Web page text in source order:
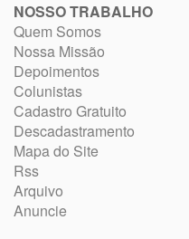
NOSSO TRABALHO
Quem Somos
Nossa Missão
Depoimentos
Colunistas
Cadastro Gratuito
Descadastramento
Mapa do Site
Rss
Arquivo
Anuncie